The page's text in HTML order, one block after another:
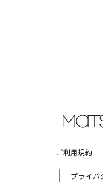
ご利用規約
プライバ